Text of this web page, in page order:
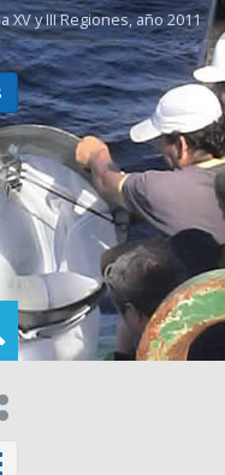
y III Regiones, año 2011
Buscar
en:
tema